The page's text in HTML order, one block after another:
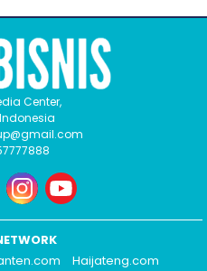
Center,
Haijateng.com